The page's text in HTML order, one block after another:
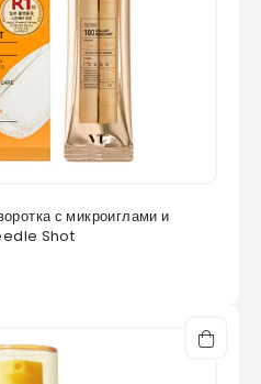
с микроиглами и
Shot